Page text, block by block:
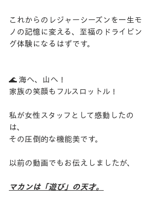
これからのレジャーシーズンを一生モ
ノの記憶に変える、至福のドライビン
グ体験になるはずです。
​🌊 海へ、山へ！
家族の笑顔もフルスロットル！
​私が女性スタッフとして感動したの
は、
その圧倒的な機能美です。
​以前の動画でもお伝えしましたが、
マカンは「遊び」の天才。